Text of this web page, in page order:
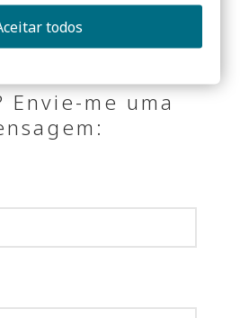
Envie-me uma
todos